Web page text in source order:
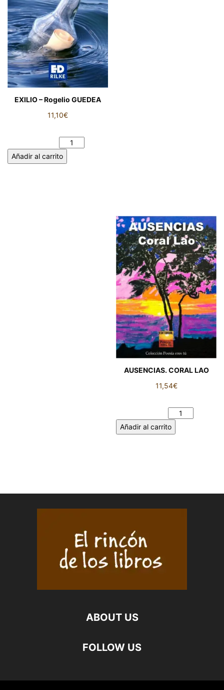
EXILIO – Rogelio GUEDEA
11,10€
Añadir al carrito
AUSENCIAS. CORAL LAO
11,54€
Añadir al carrito
ABOUT US
FOLLOW US